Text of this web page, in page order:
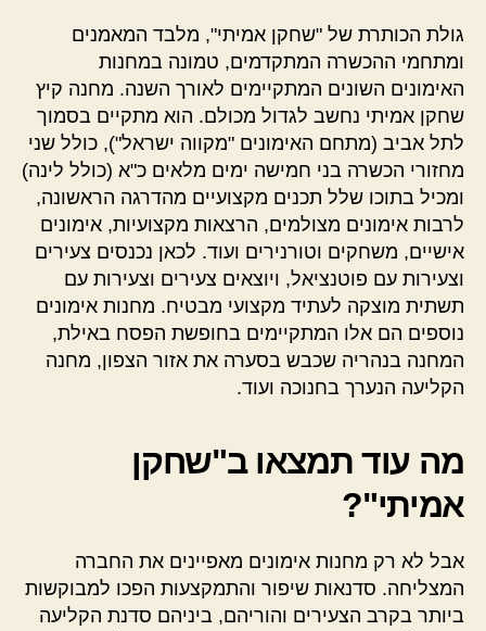
גולת הכותרת של "שחקן אמיתי", מלבד המאמנים
ומתחמי ההכשרה המתקדמים, טמונה במחנות
האימונים השונים המתקיימים לאורך השנה. מחנה קיץ
שחקן אמיתי נחשב לגדול מכולם. הוא מתקיים בסמוך
לתל אביב (מתחם האימונים "מקווה ישראל"), כולל שני
מחזורי הכשרה בני חמישה ימים מלאים כ"א (כולל לינה)
ומכיל בתוכו שלל תכנים מקצועיים מהדרגה הראשונה,
לרבות אימונים מצולמים, הרצאות מקצועיות, אימונים
אישיים, משחקים וטורנירים ועוד. לכאן נכנסים צעירים
וצעירות עם פוטנציאל, ויוצאים צעירים וצעירות עם
תשתית מוצקה לעתיד מקצועי מבטיח. מחנות אימונים
נוספים הם אלו המתקיימים בחופשת הפסח באילת,
המחנה בנהריה שכבש בסערה את אזור הצפון, מחנה
הקליעה הנערך בחנוכה ועוד.
מה עוד תמצאו ב"שחקן
אמיתי"?
אבל לא רק מחנות אימונים מאפיינים את החברה
המצליחה. סדנאות שיפור והתמקצעות הפכו למבוקשות
ביותר בקרב הצעירים והוריהם, ביניהם סדנת הקליעה